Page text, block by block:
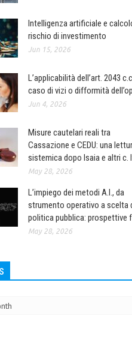
Intelligenza artificiale e
rischio di investimento
Jun 15, 2026
L’applicabilità dell’art. 2043
caso di vizi o difformità
Jun 4, 2026
Misure cautelari reali tra
Cassazione e CEDU: una
sistemica dopo Isaia e altri c.
May 28, 2026
L’impiego dei metodi A.I., da
strumento operativo a scelta
politica pubblica: prospettive
May 28, 2026